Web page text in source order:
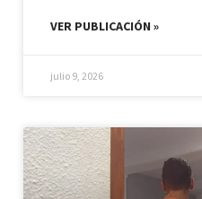
VER PUBLICACIÓN »
julio 9, 2026